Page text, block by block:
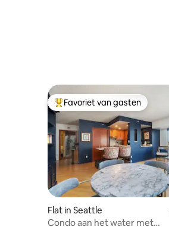
Topfavoriet van gasten
Favoriet van gasten
Flat in Seattle
Condo aan het water met